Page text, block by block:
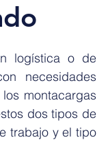
logística o de
necesidades
montacargas
dos tipos de
trabajo y el tipo